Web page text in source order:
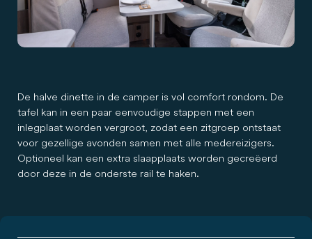
De halve dinette in de camper is vol comfort rondom. De
tafel kan in een paar eenvoudige stappen met een
inlegplaat worden vergroot, zodat een zitgroep ontstaat
voor gezellige avonden samen met alle medereizigers.
Optioneel kan een extra slaapplaats worden gecreëerd
door deze in de onderste rail te haken.